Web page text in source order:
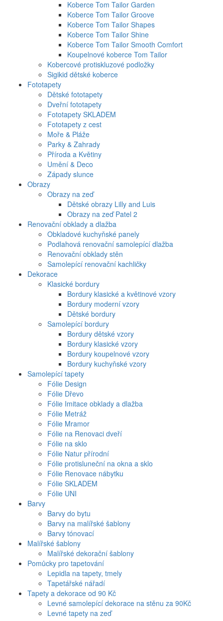
Koberce Tom Tailor Garden
Koberce Tom Tailor Groove
Koberce Tom Tailor Shapes
Koberce Tom Tailor Shine
Koberce Tom Tailor Smooth Comfort
Koupelnové koberce Tom Tailor
Kobercové protiskluzové podložky
Sigikid dětské koberce
Fototapety
Dětské fototapety
Dveřní fototapety
Fototapety SKLADEM
Fototapety z cest
Moře & Pláže
Parky & Zahrady
Příroda a Květiny
Umění & Deco
Západy slunce
Obrazy
Obrazy na zeď
Dětské obrazy Lilly and Luis
Obrazy na zeď Patel 2
Renovační obklady a dlažba
Obkladové kuchyňské panely
Podlahová renovační samolepící dlažba
Renovační obklady stěn
Samolepící renovační kachličky
Dekorace
Klasické bordury
Bordury klasické a květinové vzory
Bordury moderní vzory
Dětské bordury
Samolepící bordury
Bordury dětské vzory
Bordury klasické vzory
Bordury koupelnové vzory
Bordury kuchyňské vzory
Samolepící tapety
Fólie Design
Fólie Dřevo
Fólie Imitace obklady a dlažba
Fólie Metráž
Fólie Mramor
Fólie na Renovaci dveří
Fólie na sklo
Fólie Natur přírodní
Fólie protisluneční na okna a sklo
Fólie Renovace nábytku
Fólie SKLADEM
Fólie UNI
Barvy
Barvy do bytu
Barvy na malířské šablony
Barvy tónovací
Malířské šablony
Malířské dekorační šablony
Pomůcky pro tapetování
Lepidla na tapety, tmely
Tapetářské nářadí
Tapety a dekorace od 90 Kč
Levné samolepící dekorace na stěnu za 90Kč
Levné tapety na zeď